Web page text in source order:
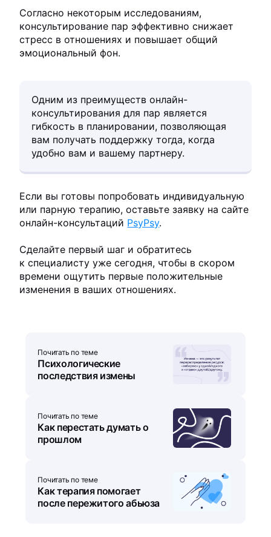
Согласно некоторым исследованиям,
консультирование пар эффективно снижает
стресс в отношениях и повышает общий
эмоциональный фон.
Одним из преимуществ онлайн-
консультирования для пар является
гибкость в планировании, позволяющая
вам получать поддержку тогда, когда
удобно вам и вашему партнеру.
Если вы готовы попробовать индивидуальную
или парную терапию, оставьте заявку на сайте
онлайн-консультаций PsyPsy.
Сделайте первый шаг и обратитесь
к специалисту уже сегодня, чтобы в скором
времени ощутить первые положительные
изменения в ваших отношениях.
Почитать по теме
Психологические
последствия измены
Почитать по теме
Как перестать думать о
прошлом
Почитать по теме
Как терапия помогает
после пережитого абьюза